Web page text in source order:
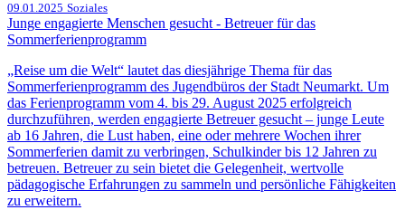
09.01.2025 Soziales
Junge engagierte Menschen gesucht - Betreuer für das
Sommerferienprogramm
„Reise um die Welt“ lautet das diesjährige Thema für das
Sommerferienprogramm des Jugendbüros der Stadt Neumarkt. Um
das Ferienprogramm vom 4. bis 29. August 2025 erfolgreich
durchzuführen, werden engagierte Betreuer gesucht – junge Leute
ab 16 Jahren, die Lust haben, eine oder mehrere Wochen ihrer
Sommerferien damit zu verbringen, Schulkinder bis 12 Jahren zu
betreuen. Betreuer zu sein bietet die Gelegenheit, wertvolle
pädagogische Erfahrungen zu sammeln und persönliche Fähigkeiten
zu erweitern.